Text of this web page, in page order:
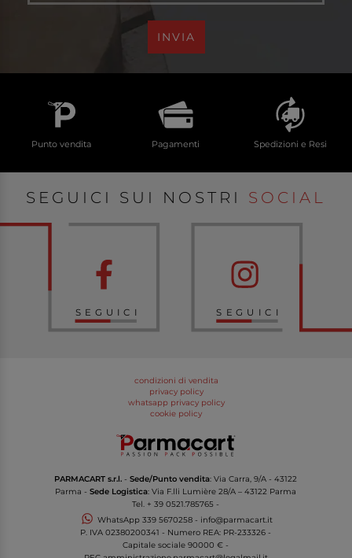
INVIA
Punto vendita Pagamenti Spedizioni e Resi
SEGUICI SUI NOSTRI SOCIAL
SEGUICI SEGUICI
condizioni di vendita
privacy policy
whatsapp privacy policy
cookie policy
PARMACART s.r.l. -Sede/Punto vendita: Via Carra, 9/A - 43122
Parma -Sede Logistica: Via F.lli Lumière 28/A – 43122 Parma
Tel. + 39 0521.785765 -
WhatsApp 339 5670258- info@parmacart.it
P. IVA02380200341 - Numero REA: PR-233326 -
Capitale sociale 90000 € -